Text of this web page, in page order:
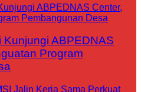
ABPEDNAS
Program